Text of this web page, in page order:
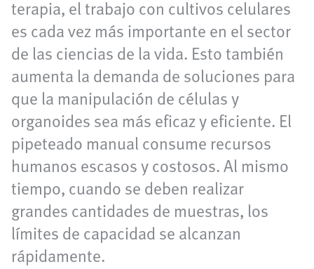
terapia, el trabajo con cultivos celulares
es cada vez más importante en el sector
de las ciencias de la vida. Esto también
aumenta la demanda de soluciones para
que la manipulación de células y
organoides sea más eficaz y eficiente. El
pipeteado manual consume recursos
humanos escasos y costosos. Al mismo
tiempo, cuando se deben realizar
grandes cantidades de muestras, los
límites de capacidad se alcanzan
rápidamente.